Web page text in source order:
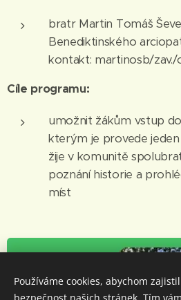
bratr Martin Tomáš
Benediktinského
kontakt: martinosb/zav./
Cíle programu:
umožnit žákům vstup
kterým je provede
žije v komunitě
poznání historie a
míst
Používáme cookies, abychom